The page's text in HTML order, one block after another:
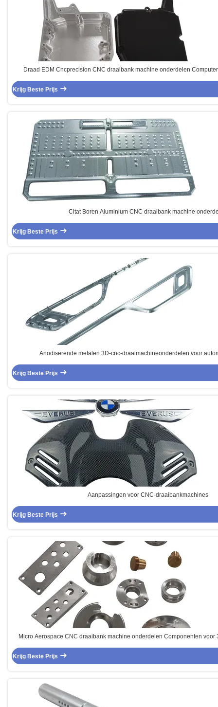
Draad EDM Cncprecision CNC draaibank machine onderdelen
Krijg Beste Prijs
Citat Boren Aluminium CNC draaibank machine
Krijg Beste Prijs
Anodiserende metalen 3D-cnc-draaimachineonderdelen voor
Krijg Beste Prijs
Aanpassingen voor CNC-draaibankmachines
Krijg Beste Prijs
Micro Aerospace CNC draaibank machine onderdelen Componenten voor
Krijg Beste Prijs